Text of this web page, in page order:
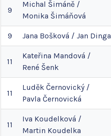
9
Michal Šimáně /
Monika Šimáňová
9 Jana Bošková / Jan Dinga
11
Kateřina Mandová /
René Šenk
11
Luděk Černovický/
Pavla Černovická
11
Iva Koudelková /
Martin Koudelka